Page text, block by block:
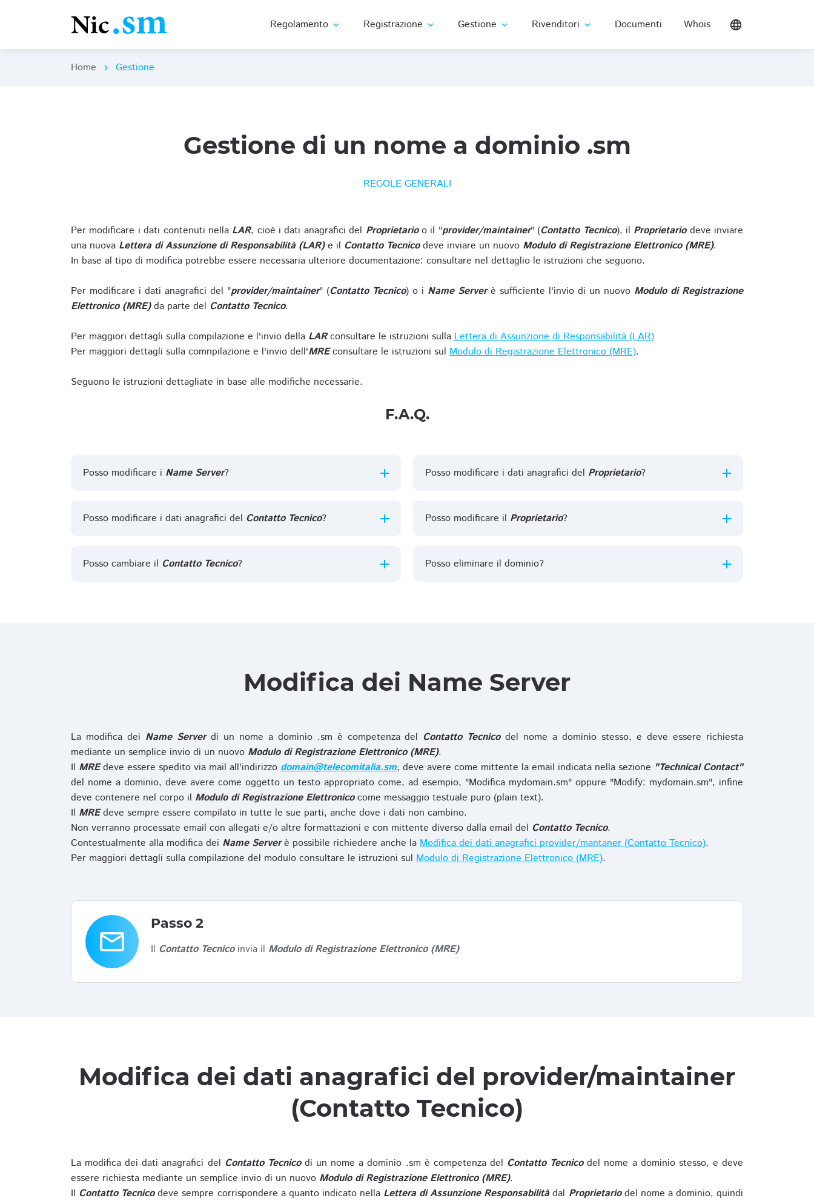
Regolamento expand_more Registrazione expand_more Gestione expand_more Rivenditori expand_more Documenti Whois language
Home chevron_right Gestione
Gestione di un nome a dominio .sm
REGOLE GENERALI
Per modificare i dati contenuti nella LAR, cioè i dati anagrafici del Proprietarioo il "provider/maintainer" (Contatto Tecnico), il Proprietariodeve inviare
una nuova Lettera di Assunzione di Responsabilità (LAR)e il Contatto Tecnicodeve inviare un nuovo Modulo di Registrazione Elettronico (MRE).
In base al tipo di modifica potrebbe essere necessaria ulteriore documentazione: consultare nel dettaglio le istruzioni che seguono.
Per modificare i dati anagrafici del "provider/maintainer" (Contatto Tecnico) o i Name Serverè sufficiente l'invio di un nuovo Modulo di Registrazione
Elettronico (MRE)da parte del Contatto Tecnico.
Per maggiori dettagli sulla compilazione e l'invio della LARconsultare le istruzioni sulla Lettera di Assunzione di Responsabilità (LAR)
Per maggiori dettagli sulla comnpilazione e l'invio dell'MREconsultare le istruzioni sul Modulo di Registrazione Elettronico (MRE).
Seguono le istruzioni dettagliate in base alle modifiche necessarie.
F.A.Q.
Posso modificare i Name Server?
Posso modificare i dati anagrafici del Contatto Tecnico?
Posso cambiare il Contatto Tecnico?
Posso modificare i dati anagrafici del Proprietario?
Posso modificare il Proprietario?
Posso eliminare il dominio?
Modifica dei Name Server
La modifica dei Name Serverdi un nome a dominio .sm è competenza del Contatto Tecnicodel nome a dominio stesso, e deve essere richiesta
mediante un semplice invio di un nuovo Modulo di Registrazione Elettronico (MRE).
Il MREdeve essere spedito via mail all'indirizzo domain@telecomitalia.sm, deve avere come mittente la email indicata nella sezione "Technical Contact"
del nome a dominio, deve avere come oggetto un testo appropriato come, ad esempio, "Modifica mydomain.sm" oppure "Modify: mydomain.sm", infine
deve contenere nel corpo il Modulo di Registrazione Elettronicocome messaggio testuale puro (plain text).
Il MREdeve sempre essere compilato in tutte le sue parti, anche dove i dati non cambino.
Non verranno processate email con allegati e/o altre formattazioni e con mittente diverso dalla email del Contatto Tecnico.
Contestualmente alla modifica dei Name Serverè possibile richiedere anche la Modifica dei dati anagrafici provider/mantaner (Contatto Tecnico).
Per maggiori dettagli sulla compilazione del modulo consultare le istruzioni sul Modulo di Registrazione Elettronico (MRE).
email
Passo 2
Il Contatto Tecnicoinvia il Modulo di Registrazione Elettronico (MRE)
Modifica dei dati anagrafici del provider/maintainer
(Contatto Tecnico)
La modifica dei dati anagrafici del Contatto Tecnicodi un nome a dominio .sm è competenza del Contatto Tecnicodel nome a dominio stesso, e deve
essere richiesta mediante un semplice invio di un nuovo Modulo di Registrazione Elettronico (MRE).
Il Contatto Tecnicodeve sempre corrispondere a quanto indicato nella Lettera di Assunzione Responsabilitàdal Proprietariodel nome a dominio, quindi